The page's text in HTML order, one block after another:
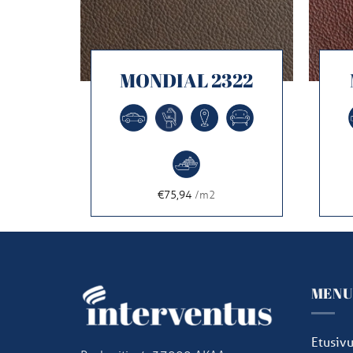
MONDIAL 2322
€75,94 /m2
MENU
Etusivu